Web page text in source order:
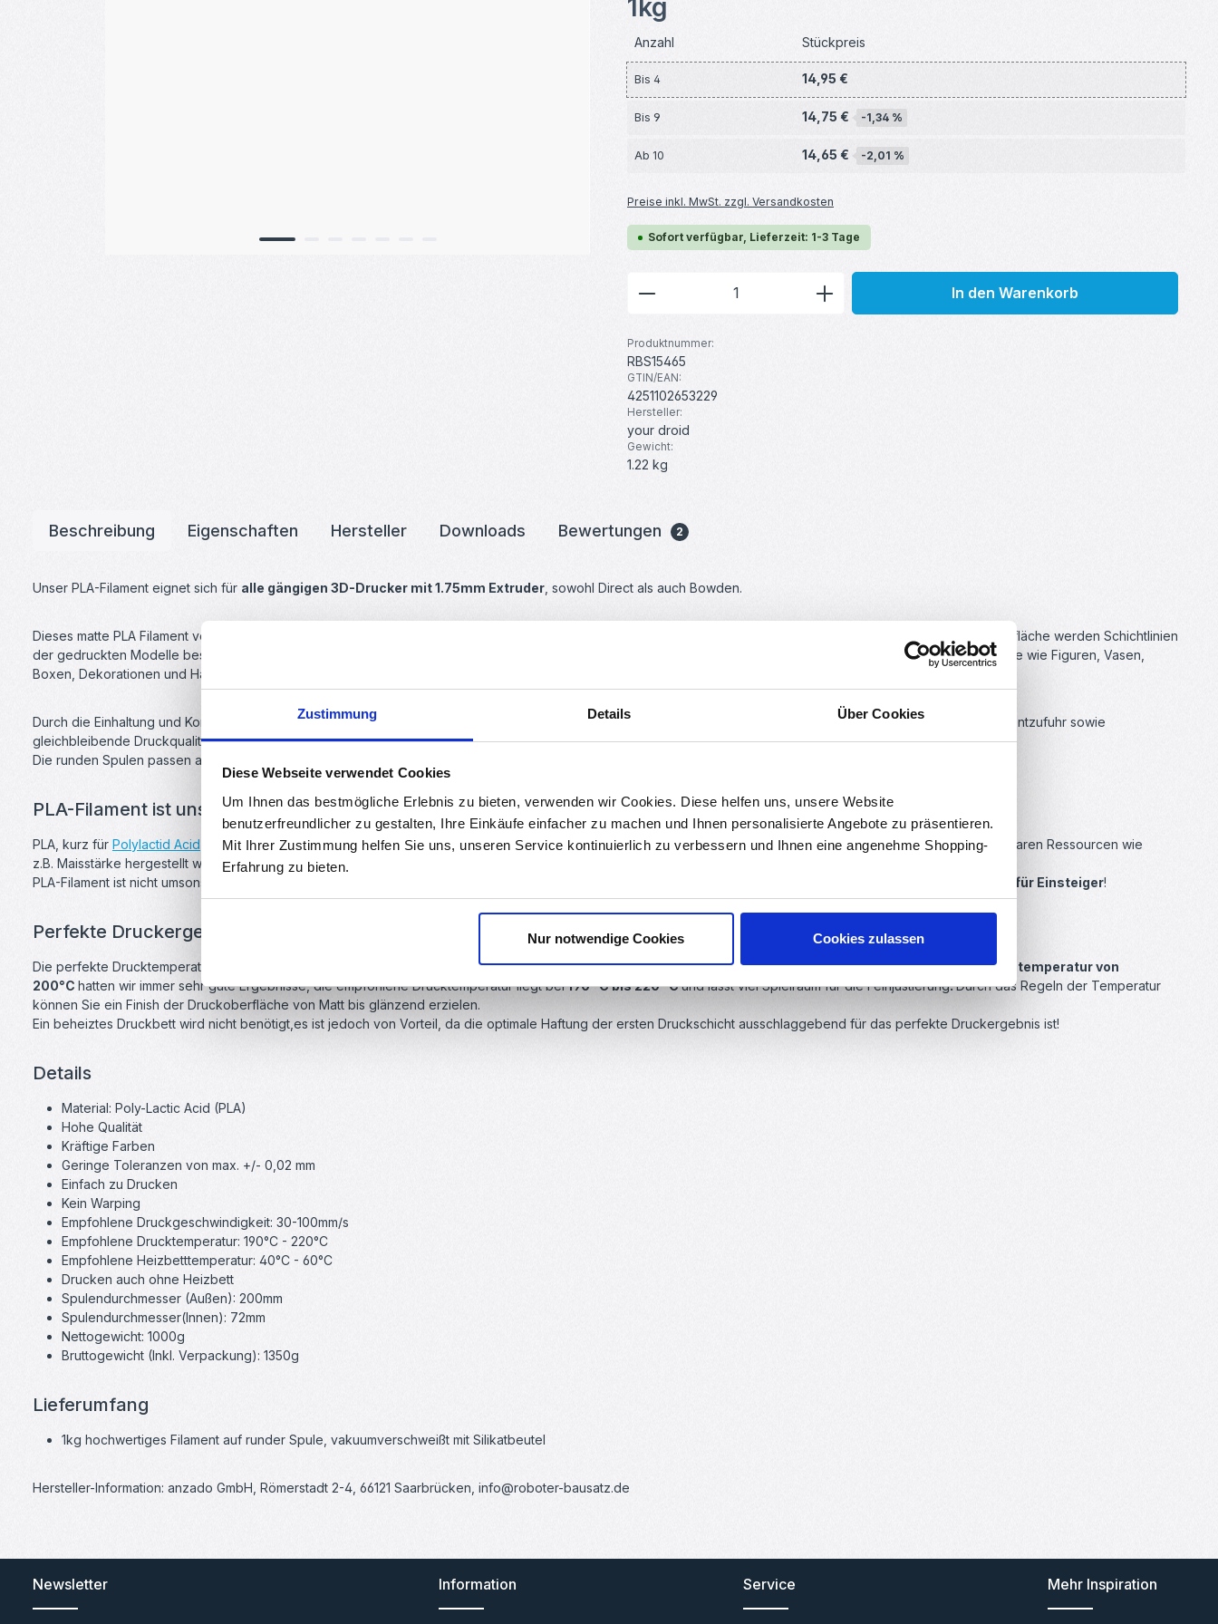
Zustimmung Details Über Cookies
Diese Webseite verwendet Cookies
Um Ihnen das bestmögliche Erlebnis zu bieten, verwenden wir Cookies. Diese helfen uns, unsere Website
benutzerfreundlicher zu gestalten, Ihre Einkäufe einfacher zu machen und Ihnen personalisierte Angebote zu präsentieren.
Mit Ihrer Zustimmung helfen Sie uns, unseren Service kontinuierlich zu verbessern und Ihnen eine angenehme Shopping-
Erfahrung zu bieten.
Nur notwendige Cookies Cookies zulassen
1kg
Anzahl Stückpreis
Bis 4 14,95 €
Bis 9 14,75 € -1,34 %
Ab 10 14,65 € -2,01 %
Preise inkl. MwSt. zzgl. Versandkosten
Sofort verfügbar, Lieferzeit: 1-3 Tage
Produkt Anzahl: Gib den gewünschten Wert ein oder
In den Warenkorb
Produktnummer:
RBS15465
GTIN/EAN:
4251102653229
Hersteller:
your droid
Gewicht:
1.22 kg
Beschreibung Eigenschaften Hersteller Downloads Bewertungen 2
Unser PLA-Filament eignet sich für alle gängigen 3D-Drucker mit 1.75mm Extruder , sowohl Direct als auch Bowden.
Dieses matte PLA Filament von yourDroid lässt sich genauso einfach drucken wie gewöhnliches PLA, überzeugt aber durch seine matte Optik. Durch die matte Oberfläche werden Schichtlinien
der gedruckten Modelle besonders gut versteckt und Details kommen gut zur Geltung. Durch diese besondere Optik eignet sich das Filament besonders für Modelle wie Figuren, Vasen,
Boxen, Dekorationen und Halterungen.
Durch die Einhaltung und Kontrolle der niedrig gewählten Toleranzgrenzen im Durchmesser (maximal 0,02mm bei 1.75 Filamenten) wird eine gleichmäßige Filamentzufuhr sowie
gleichbleibende Druckqualität gewährleistet.
Die runden Spulen passen auf alle üblichen Spulenhalter und sind gut gewickelt um Knoten und Überschläge zu vermeiden.
PLA-Filament ist unser persönlicher Favorit: Einfach Drucken!
PLA, kurz für Polylactid Acid ist ein Mehrzweck-Kunststoff und das beliebteste Druckmaterial im Einsatz mit 3D-Druckern. PLA ist ein Bioplastik, welches aus erneuerbaren Ressourcen wie
z.B. Maisstärke hergestellt wird.
PLA-Filament ist nicht umsonst das derzeit beliebteste Druckmaterial, es besitzt viele positive Eigenschaften und lässt sich sehr einfach verarbeiten -
hervorragend für Einsteiger!
Perfekte Druckergebnisse lassen sich ohne Kompromisse in den Druckeinstellungen erzielen.
Die perfekte Drucktemperatur ist stark vom 3D-Drucker abhängig, jedoch lässt das Filament problemlos mit Standardeinstellungen drucken. Mit einerVerarbeitungstemperatur von
200°C hatten wir immer sehr gute Ergebnisse, die empfohlene Drucktemperatur liegt bei190 °C bis 220 °Cund lässt viel Spielraum für die Feinjustierung.Durch das Regeln der Temperatur
können Sie ein Finish der Druckoberfläche von Matt bis glänzend erzielen.
Ein beheiztes Druckbett wird nicht benötigt,es ist jedoch von Vorteil, da die optimale Haftung der ersten Druckschicht ausschlaggebend für das perfekte Druckergebnis ist!
Details
Material: Poly-Lactic Acid (PLA)
Hohe Qualität
Kräftige Farben
Geringe Toleranzen von max. +/- 0,02 mm
Einfach zu Drucken
Kein Warping
Empfohlene Druckgeschwindigkeit: 30-100mm/s
Empfohlene Drucktemperatur: 190°C - 220°C
Empfohlene Heizbetttemperatur: 40°C - 60°C
Drucken auch ohne Heizbett
Spulendurchmesser (Außen): 200mm
Spulendurchmesser(Innen): 72mm
Nettogewicht: 1000g
Bruttogewicht (Inkl. Verpackung): 1350g
Lieferumfang
1kg hochwertiges Filament auf runder Spule, vakuumverschweißt mit Silikatbeutel
Hersteller-Information: anzado GmbH, Römerstadt 2-4, 66121 Saarbrücken, info@roboter-bausatz.de
Newsletter Information Service Mehr Inspiration